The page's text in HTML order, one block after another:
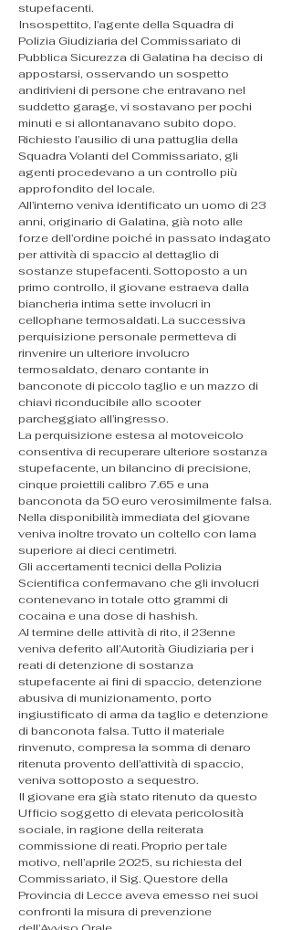
stupefacenti.
Insospettito, l’agente della Squadra di
Polizia Giudiziaria del Commissariato di
Pubblica Sicurezza di Galatina ha deciso di
appostarsi, osservando un sospetto
andirivieni di persone che entravano nel
suddetto garage, vi sostavano per pochi
minuti e si allontanavano subito dopo.
Richiesto l’ausilio di una pattuglia della
Squadra Volanti del Commissariato, gli
agenti procedevano a un controllo più
approfondito del locale.
All’interno veniva identificato un uomo di 23
anni, originario di Galatina, già noto alle
forze dell’ordine poiché in passato indagato
per attività di spaccio al dettaglio di
sostanze stupefacenti. Sottoposto a un
primo controllo, il giovane estraeva dalla
biancheria intima sette involucri in
cellophane termosaldati. La successiva
perquisizione personale permetteva di
rinvenire un ulteriore involucro
termosaldato, denaro contante in
banconote di piccolo taglio e un mazzo di
chiavi riconducibile allo scooter
parcheggiato all’ingresso.
La perquisizione estesa al motoveicolo
consentiva di recuperare ulteriore sostanza
stupefacente, un bilancino di precisione,
cinque proiettili calibro 7.65 e una
banconota da 50 euro verosimilmente falsa.
Nella disponibilità immediata del giovane
veniva inoltre trovato un coltello con lama
superiore ai dieci centimetri.
Gli accertamenti tecnici della Polizia
Scientifica confermavano che gli involucri
contenevano in totale otto grammi di
cocaina e una dose di hashish.
Al termine delle attività di rito, il 23enne
veniva deferito all’Autorità Giudiziaria per i
reati di detenzione di sostanza
stupefacente ai fini di spaccio, detenzione
abusiva di munizionamento, porto
ingiustificato di arma da taglio e detenzione
di banconota falsa. Tutto il materiale
rinvenuto, compresa la somma di denaro
ritenuta provento dell’attività di spaccio,
veniva sottoposto a sequestro.
Il giovane era già stato ritenuto da questo
Ufficio soggetto di elevata pericolosità
sociale, in ragione della reiterata
commissione di reati. Proprio per tale
motivo, nell’aprile 2025, su richiesta del
Commissariato, il Sig. Questore della
Provincia di Lecce aveva emesso nei suoi
confronti la misura di prevenzione